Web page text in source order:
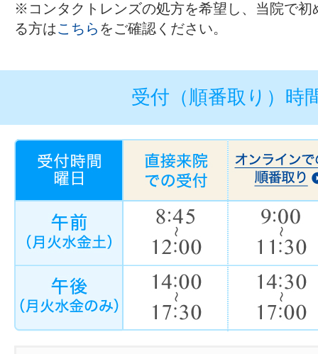
※コンタクトレンズの処方を希望し、当院で初
る方はこちら をご確認ください。
受付（順番取り）時